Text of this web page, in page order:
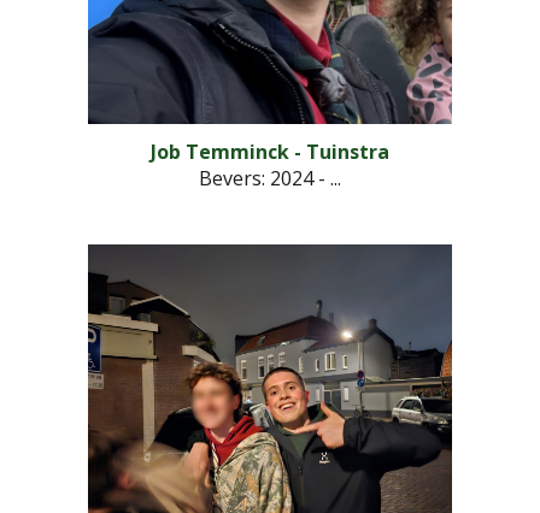
Job Temminck - Tuinstra
Bevers: 2024- ...